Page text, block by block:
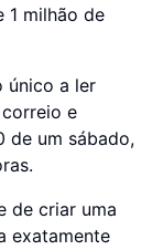
1 milhão de
único a ler
e
de um sábado,
de criar uma
exatamente